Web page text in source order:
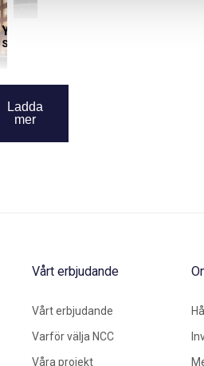
Yrket 4
Solna
Ladda
mer
Vårt erbjudande
Vårt erbjudande
Varför välja NCC
Våra projekt